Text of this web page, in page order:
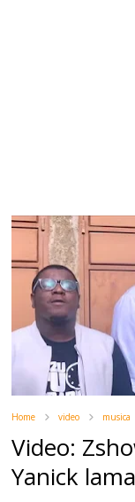
Home video musica
Video:
Yanick